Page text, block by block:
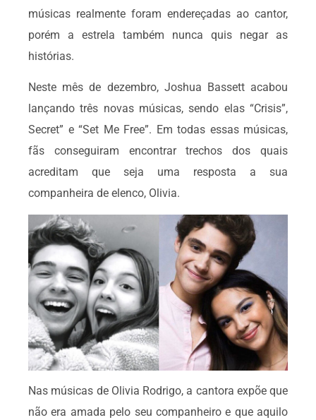
músicas realmente foram endereçadas ao cantor,
porém a estrela também nunca quis negar as
histórias.
Neste mês de dezembro, Joshua Bassett acabou
lançando três novas músicas, sendo elas “Crisis”,
Secret” e “Set Me Free”. Em todas essas músicas,
fãs conseguiram encontrar trechos dos quais
acreditam que seja uma resposta a sua
companheira de elenco, Olivia.
Nas músicas de Olivia Rodrigo, a cantora expõe que
não era amada pelo seu companheiro e que aquilo